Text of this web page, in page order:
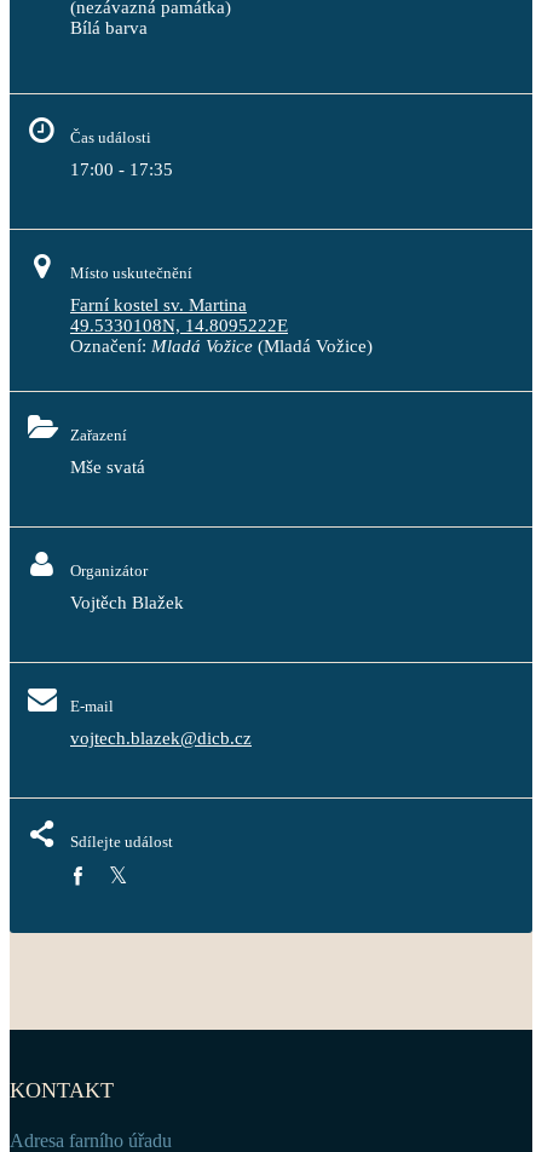
(nezávazná památka)
Bílá barva
Čas události
17:00 - 17:35
Místo uskutečnění
Farní kostel sv. Martina
49.5330108N, 14.8095222E
Označení: Mladá Vožice (Mladá Vožice)
Zařazení
Mše svatá
Organizátor
Vojtěch Blažek
E-mail
vojtech.blazek@dicb.cz
Sdílejte událost
KONTAKT
Adresa farního úřadu